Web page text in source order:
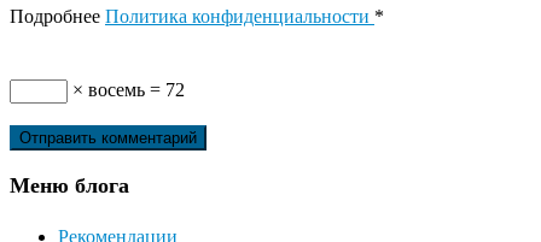
Подробнее Политика конфиденциальности *
× восемь = 72
Меню блога
Рекомендации